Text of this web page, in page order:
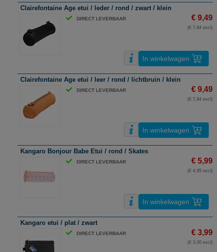
Clairefontaine Age etui / leder / rond / zwart / klein
DIRECT LEVERBAAR € 9,49
(€ 7,84 excl)
In winkelwagen
Clairefontaine Age etui / leer / rond / lichtbruin / klein
DIRECT LEVERBAAR € 9,49
(€ 7,84 excl)
In winkelwagen
Kangaro Bonjour Babe Etui / rond / Skates
DIRECT LEVERBAAR € 5,99
(€ 4,95 excl)
In winkelwagen
Kangaro etui / plat / zwart
DIRECT LEVERBAAR € 3,99
(€ 3,30 excl)